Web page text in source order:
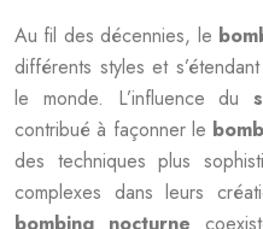
Au fil des décennies, le
différents styles et
le monde. L’influence du
contribué à façonner le
des techniques plus
complexes dans leurs